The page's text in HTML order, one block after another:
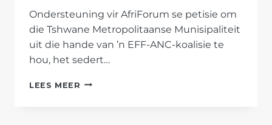
Ondersteuning vir AfriForum se petisie om
die Tshwane Metropolitaanse Munisipaliteit
uit die hande van ’n EFF-ANC-koalisie te
hou, het sedert…
LEES MEER RED